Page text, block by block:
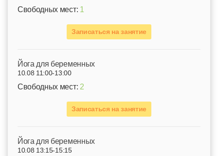
Свободных мест: 1
Записаться на занятие
Йога для беременных
10.08 11:00-13:00
Свободных мест: 2
Записаться на занятие
Йога для беременных
10.08 13:15-15:15